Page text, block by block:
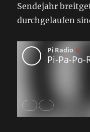
Sendejahr
durchgelaufen